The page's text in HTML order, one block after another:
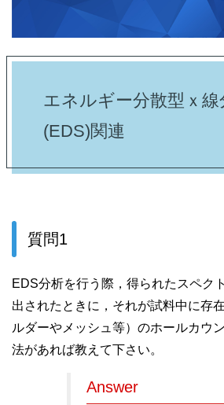
エネルギー分散型ｘ線
(EDS)関連
質問1
EDS分析を行う際，得られたスペク
出されたときに，それが試料中に存
ルダーやメッシュ等）のホールカウ
法があれば教えて下さい。
Answer